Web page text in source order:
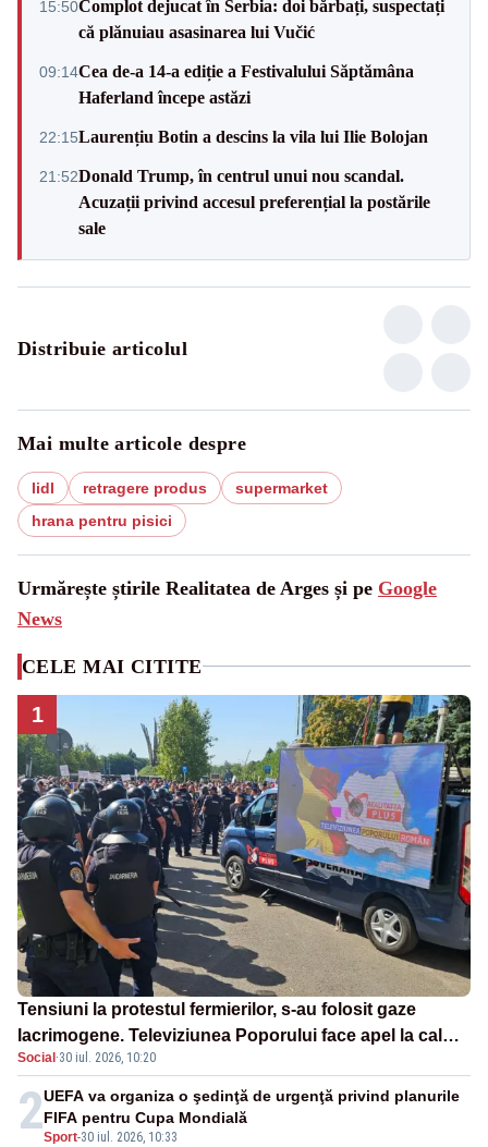
15:50Complot dejucat în Serbia: doi bărbați, suspectați
că plănuiau asasinarea lui Vučić
09:14Cea de-a 14-a ediție a Festivalului Săptămâna
Haferland începe astăzi
22:15Laurențiu Botin a descins la vila lui Ilie Bolojan
21:52Donald Trump, în centrul unui nou scandal.
Acuzații privind accesul preferențial la postările
sale
Distribuie articolul
Mai multe articole despre
lidl retragere produs
supermarket
hrana pentru pisici
Urmărește știrile Realitatea de Arges și pe Google
News
CELE MAI CITITE
1
Tensiuni la protestul fermierilor, s-au folosit gaze
lacrimogene. Televiziunea Poporului face apel la calm
– LIVE TEXT
Social ·30 iul. 2026, 10:20
2Sport-30 iul. 2026, 10:33
UEFA va organiza o şedinţă de urgenţă privind planurile
FIFA pentru Cupa Mondială